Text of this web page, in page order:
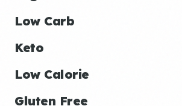
Low Carb
Keto
Low Calorie
Gluten Free